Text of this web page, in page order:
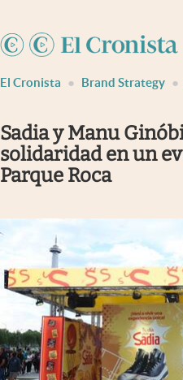
Members
Economía y Política
Finanzas y Mercados
Mercados Online
Negocios
Columnistas
Otras secciones
Apertura
Infotechnology
El Cronista Brand Strategy
Sadia y Manu
solidaridad en un
Parque Roca